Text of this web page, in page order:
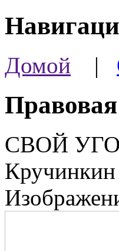
Домой |
СВОЙ
Кручинкин